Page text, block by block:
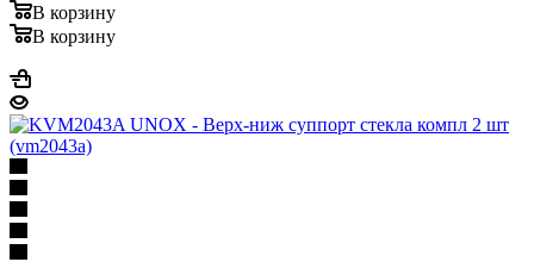
В корзину
В корзину